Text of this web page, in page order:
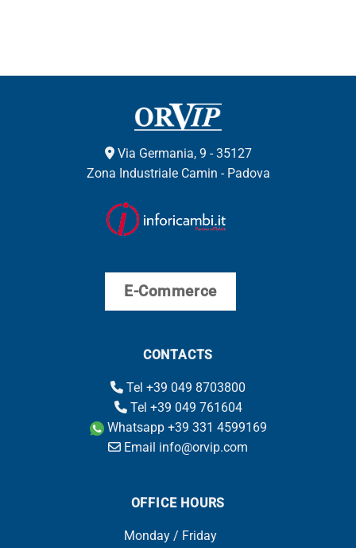
Via Germania, 9 - 35127
Zona Industriale Camin - Padova
E-Commerce
CONTACTS
Tel +39 049 8703800
Tel +39 049 761604
Whatsapp +39 331 4599169
Email info@orvip.com
OFFICE HOURS
Monday / Friday